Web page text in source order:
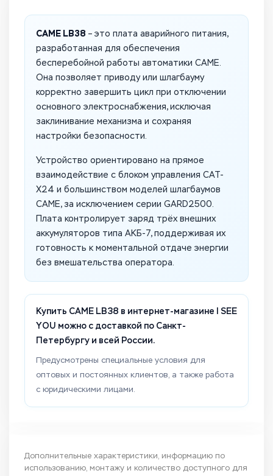
CAME LB38 – это плата аварийного питания,
разработанная для обеспечения
бесперебойной работы автоматики CAME.
Она позволяет приводу или шлагбауму
корректно завершить цикл при отключении
основного электроснабжения, исключая
заклинивание механизма и сохраняя
настройки безопасности.
Устройство ориентировано на прямое
взаимодействие с блоком управления CAT-
X24 и большинством моделей шлагбаумов
CAME, за исключением серии GARD2500.
Плата контролирует заряд трёх внешних
аккумуляторов типа АКБ-7, поддерживая их
готовность к моментальной отдаче энергии
без вмешательства оператора.
Купить CAME LB38 в интернет-магазине I SEE
YOU можно с доставкой по Санкт-
Петербургу и всей России.
Предусмотрены специальные условия для
оптовых и постоянных клиентов, а также работа
с юридическими лицами.
Дополнительные характеристики, информацию по
использованию, монтажу и количество доступного для